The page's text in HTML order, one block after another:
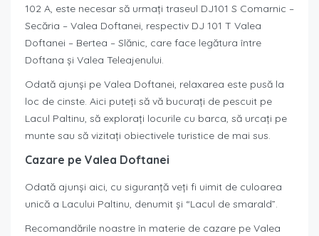
102 A, este necesar să urmați traseul DJ101 S Comarnic –
Secăria – Valea Doftanei, respectiv DJ 101 T Valea
Doftanei – Bertea – Slănic, care face legătura între
Doftana și Valea Teleajenului.
Odată ajunși pe Valea Doftanei, relaxarea este pusă la
loc de cinste. Aici puteți să vă bucurați de pescuit pe
Lacul Paltinu, să explorați locurile cu barca, să urcați pe
munte sau să vizitați obiectivele turistice de mai sus.
Cazare pe Valea Doftanei
Odată ajunși aici, cu siguranță veți fi uimit de culoarea
unică a Lacului Paltinu, denumit și “Lacul de smarald”.
Recomandările noastre în materie de cazare pe Valea